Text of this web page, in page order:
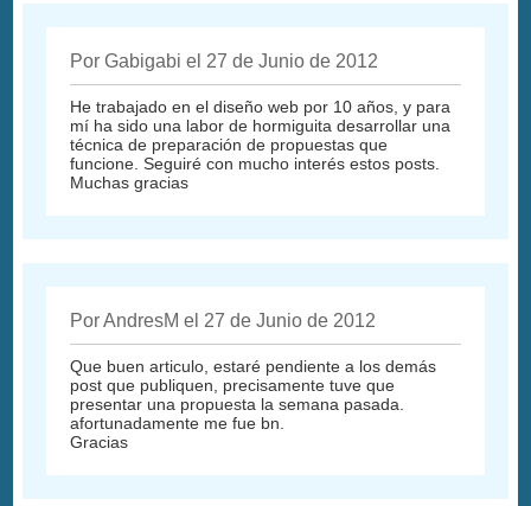
Por Gabigabi el 27 de Junio de 2012
He trabajado en el diseño web por 10 años, y para
mí ha sido una labor de hormiguita desarrollar una
técnica de preparación de propuestas que
funcione. Seguiré con mucho interés estos posts.
Muchas gracias
Por AndresM el 27 de Junio de 2012
Que buen articulo, estaré pendiente a los demás
post que publiquen, precisamente tuve que
presentar una propuesta la semana pasada.
afortunadamente me fue bn.
Gracias